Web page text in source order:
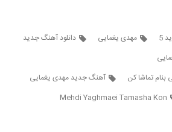
۲۱۷ بازدید
دانلود آهنگ پاشنه طلا از علی سماوی
5 مهدی یغمایی
دانلود آهنگ جدید
تماشا کن
آهنگ جدید مهدی یغمایی
Mehdi Yaghmaei Tamasha Kon